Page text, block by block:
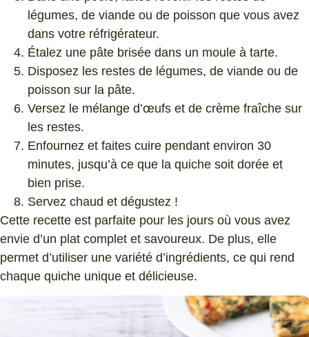
légumes, de viande ou de poisson que vous avez
dans votre réfrigérateur.
Étalez une pâte brisée dans un moule à tarte.
Disposez les restes de légumes, de viande ou de
poisson sur la pâte.
Versez le mélange d’œufs et de crème fraîche sur
les restes.
Enfournez et faites cuire pendant environ 30
minutes, jusqu’à ce que la quiche soit dorée et
bien prise.
Servez chaud et dégustez !
Cette recette est parfaite pour les jours où vous avez
envie d’un plat complet et savoureux. De plus, elle
permet d’utiliser une variété d’ingrédients, ce qui rend
chaque quiche unique et délicieuse.